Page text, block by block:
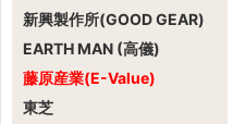
新興製作所(GOOD GEAR)
EARTH MAN (高儀)
藤原産業(E-Value)
東芝